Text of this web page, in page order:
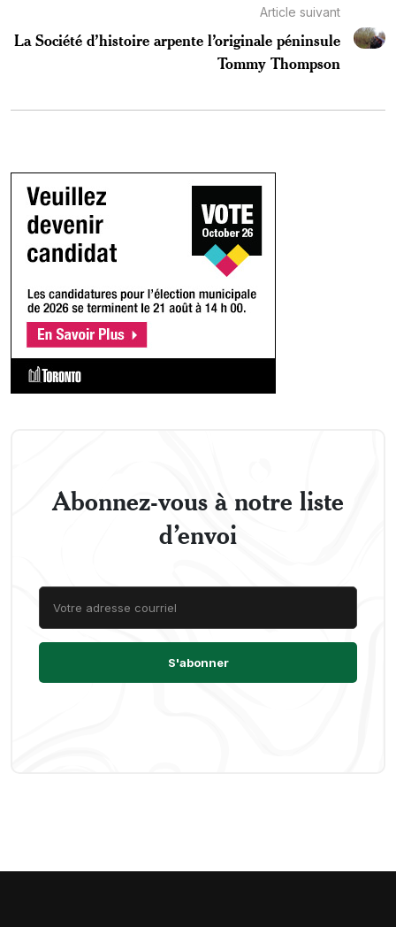
Article suivant
La Société d’histoire arpente l’originale péninsule
Tommy Thompson
Abonnez-vous à notre liste
d’envoi